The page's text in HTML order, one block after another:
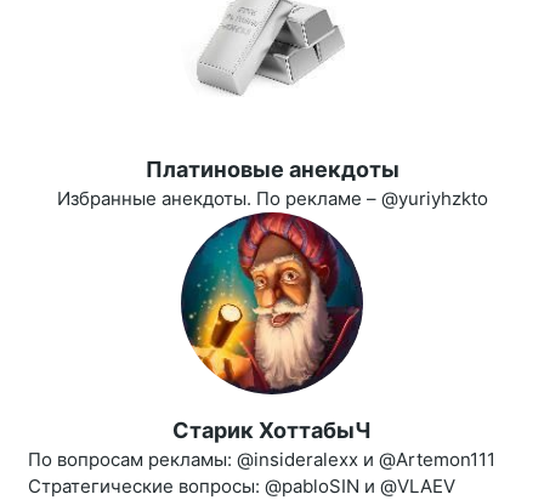
Платиновые анекдоты
Избранные анекдоты. По рекламе – @yuriyhzkto
Старик ХоттабыЧ
По вопросам рекламы: @insideralexx и @Artemon111
Стратегические вопросы: @pabloSIN и @VLAEV